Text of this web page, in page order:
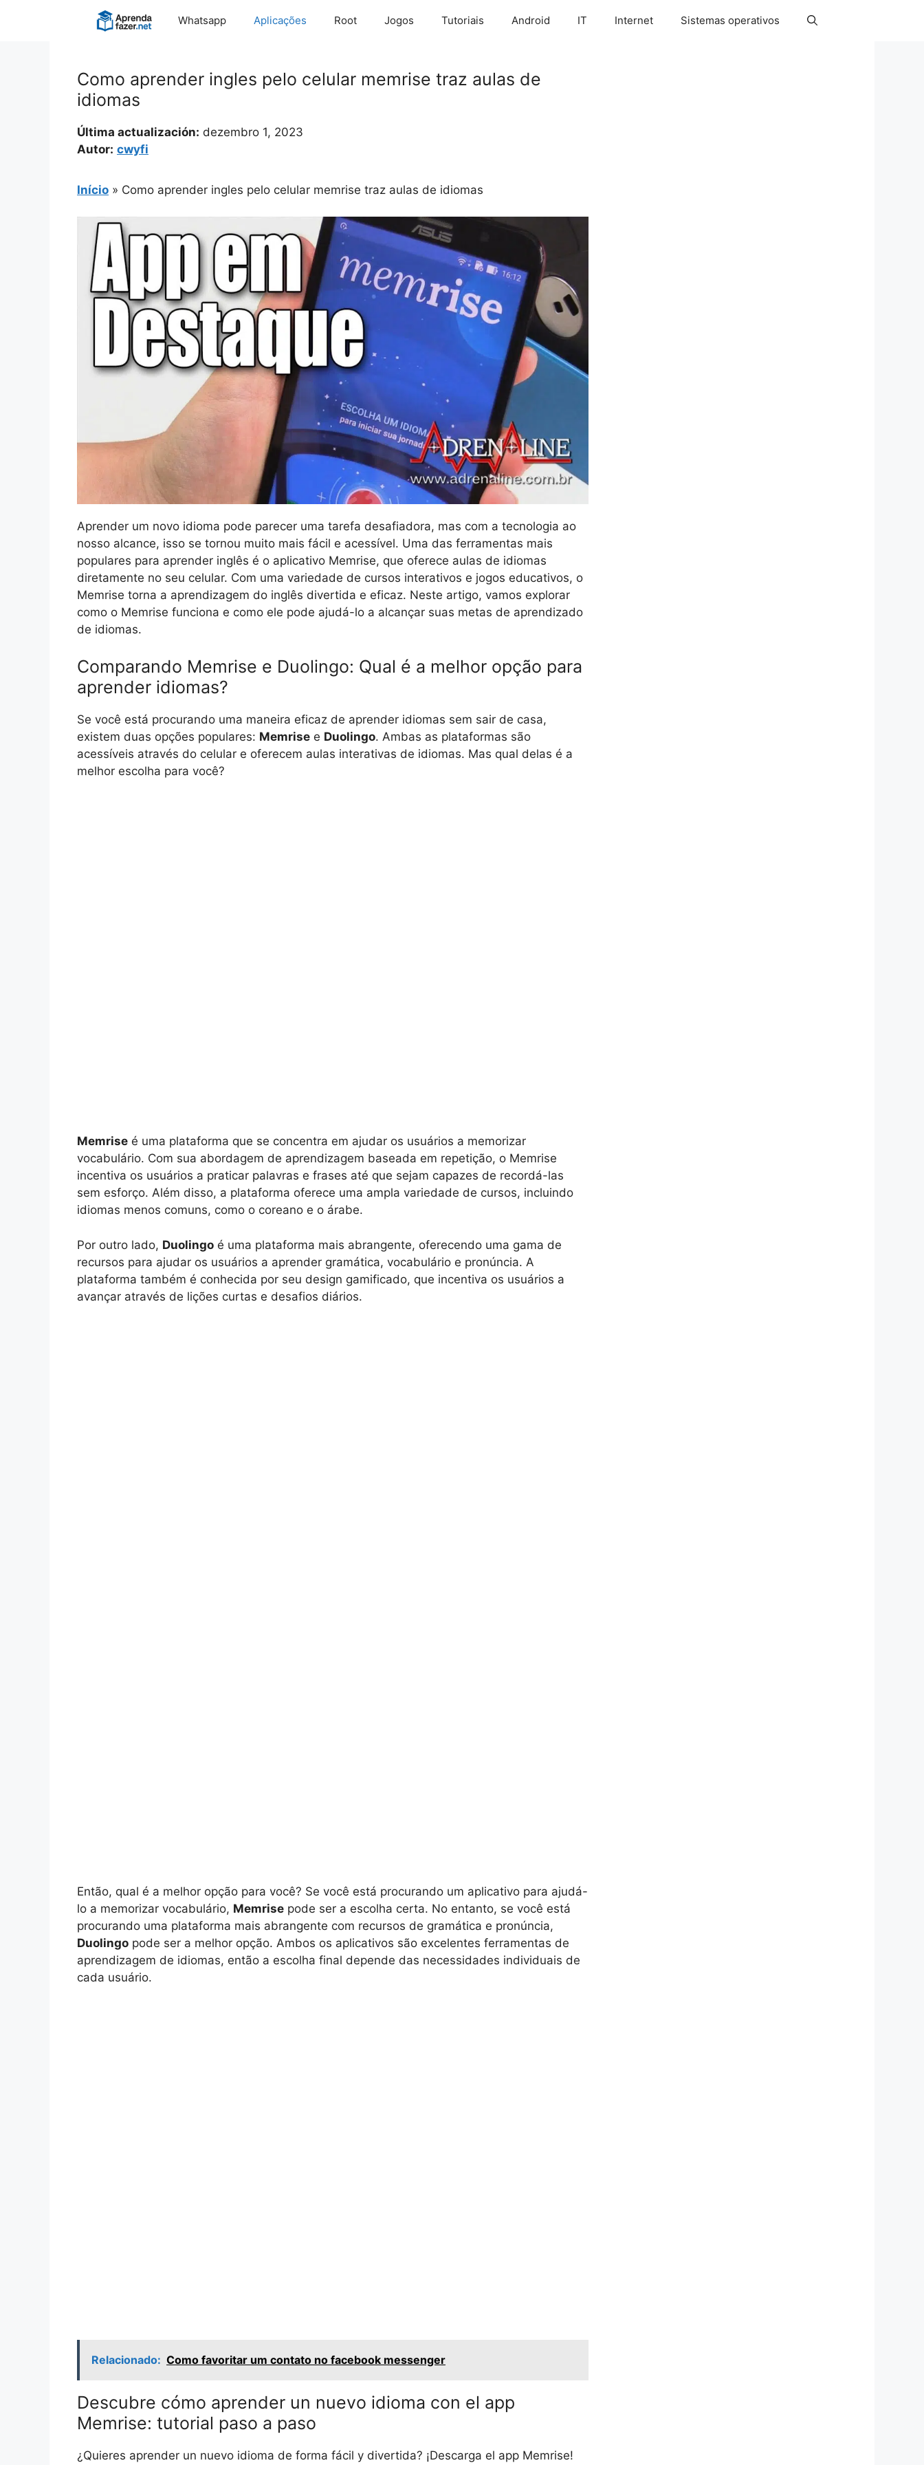
Whatsapp Aplicações Root Jogos Tutoriais Android IT Internet Sistemas operativos
Como aprender ingles pelo celular memrise traz aulas de
idiomas
Última actualización: dezembro 1, 2023
Autor: cwyfi
Início » Como aprender ingles pelo celular memrise traz aulas de idiomas
Aprender um novo idioma pode parecer uma tarefa desafiadora, mas com a tecnologia ao
nosso alcance, isso se tornou muito mais fácil e acessível. Uma das ferramentas mais
populares para aprender inglês é o aplicativo Memrise, que oferece aulas de idiomas
diretamente no seu celular. Com uma variedade de cursos interativos e jogos educativos, o
Memrise torna a aprendizagem do inglês divertida e eficaz. Neste artigo, vamos explorar
como o Memrise funciona e como ele pode ajudá-lo a alcançar suas metas de aprendizado
de idiomas.
Comparando Memrise e Duolingo: Qual é a melhor opção para
aprender idiomas?
Se você está procurando uma maneira eficaz de aprender idiomas sem sair de casa,
existem duas opções populares: Memrise e Duolingo. Ambas as plataformas são
acessíveis através do celular e oferecem aulas interativas de idiomas. Mas qual delas é a
melhor escolha para você?
Memrise é uma plataforma que se concentra em ajudar os usuários a memorizar
vocabulário. Com sua abordagem de aprendizagem baseada em repetição, o Memrise
incentiva os usuários a praticar palavras e frases até que sejam capazes de recordá-las
sem esforço. Além disso, a plataforma oferece uma ampla variedade de cursos, incluindo
idiomas menos comuns, como o coreano e o árabe.
Por outro lado, Duolingo é uma plataforma mais abrangente, oferecendo uma gama de
recursos para ajudar os usuários a aprender gramática, vocabulário e pronúncia. A
plataforma também é conhecida por seu design gamificado, que incentiva os usuários a
avançar através de lições curtas e desafios diários.
Então, qual é a melhor opção para você? Se você está procurando um aplicativo para ajudá-
lo a memorizar vocabulário, Memrise pode ser a escolha certa. No entanto, se você está
procurando uma plataforma mais abrangente com recursos de gramática e pronúncia,
Duolingo pode ser a melhor opção. Ambos os aplicativos são excelentes ferramentas de
aprendizagem de idiomas, então a escolha final depende das necessidades individuais de
cada usuário.
Relacionado: Como favoritar um contato no facebook messenger
Descubre cómo aprender un nuevo idioma con el app
Memrise: tutorial paso a paso
¿Quieres aprender un nuevo idioma de forma fácil y divertida? ¡Descarga el app Memrise!